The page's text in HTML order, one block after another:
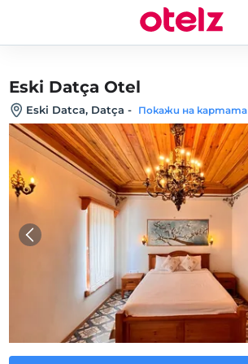
Eski Datça Otel
Eski Datca, Datça - Покажи на картата